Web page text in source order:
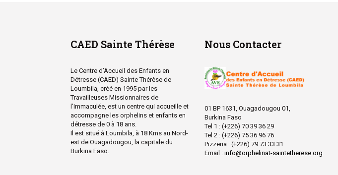
CAED Sainte Thérèse
Le Centre d’Accueil des Enfants en
Détresse (CAED) Sainte Thérèse de
Loumbila, créé en 1995 par les
Travailleuses Missionnaires de
l’Immaculée, est un centre qui accueille et
accompagne les orphelins et enfants en
détresse de 0 à 18 ans.
Il est situé à Loumbila, à 18 Kms au Nord-
est de Ouagadougou, la capitale du
Burkina Faso.
Nous Contacter
01 BP 1631, Ouagadougou 01,
Burkina Faso
Tel 1 : (+226) 70 39 36 29
Tel 2 : (+226) 75 36 96 76
Pizzeria : (+226) 79 73 33 31
Email :info@orphelinat-saintetherese.org